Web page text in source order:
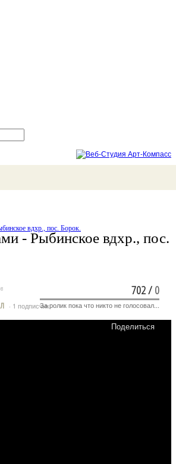
вдхр., пос. Борок.
- Рыбинское вдхр., пос.
· 1 подписчик
Поделиться
702/0
За ролик пока что никто не голосовал...